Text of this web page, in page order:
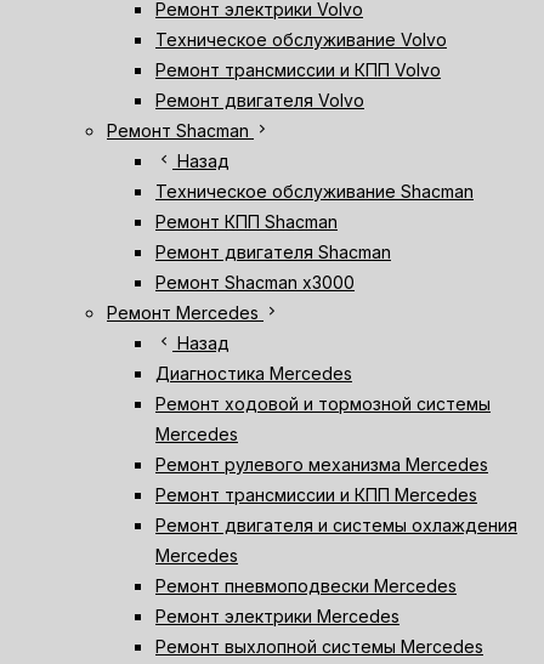
Ремонт электрики Volvo
Техническое обслуживание Volvo
Ремонт трансмиссии и КПП Volvo
Ремонт двигателя Volvo
Ремонт Shacman
chevron_right
chevron_left Назад
Техническое обслуживание Shacman
Ремонт КПП Shacman
Ремонт двигателя Shacman
Ремонт Shacman х3000
Ремонт Mercedes
chevron_right
chevron_left Назад
Диагностика Mercedes
Ремонт ходовой и тормозной системы
Mercedes
Ремонт рулевого механизма Mercedes
Ремонт трансмиссии и КПП Mercedes
Ремонт двигателя и системы охлаждения
Mercedes
Ремонт пневмоподвески Mercedes
Ремонт электрики Mercedes
Ремонт выхлопной системы Mercedes